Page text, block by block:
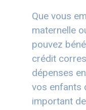
Que vous
maternelle
pouvez
crédit
dépenses
vos enfants
important